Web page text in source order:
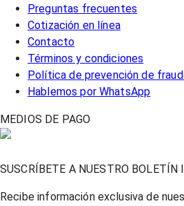
Preguntas frecuentes
Cotización en línea
Contacto
Términos y condiciones
Política de prevención de
Hablemos por WhatsApp
MEDIOS DE PAGO
SUSCRÍBETE A NUESTRO BOLETÍN
Recibe información exclusiva de